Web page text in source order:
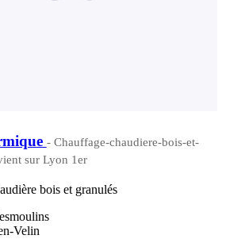
- Chauffage-chaudiere-bois-et-
sur Lyon 1er
bois et granulés
Velin